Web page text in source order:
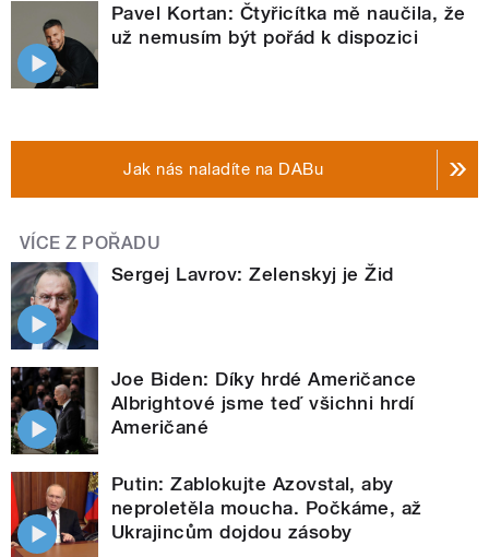
Pavel Kortan: Čtyřicítka mě naučila, že
už nemusím být pořád k dispozici
Jak nás naladíte na DABu
VÍCE Z POŘADU
Sergej Lavrov: Zelenskyj je Žid
Joe Biden: Díky hrdé Američance
Albrightové jsme teď všichni hrdí
Američané
Putin: Zablokujte Azovstal, aby
neproletěla moucha. Počkáme, až
Ukrajincům dojdou zásoby